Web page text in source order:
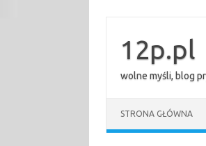
treści12p.pl
wolne myśli, blog
STRONA GŁÓWNA